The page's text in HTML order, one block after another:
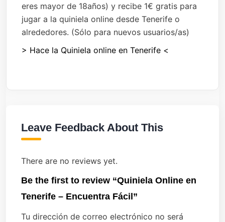
eres mayor de 18años) y recibe 1€ gratis para
jugar a la quiniela online desde Tenerife o
alrededores. (Sólo para nuevos usuarios/as)
> Hace la Quiniela online en Tenerife <
Leave Feedback About This
There are no reviews yet.
Be the first to review “Quiniela Online en
Tenerife – Encuentra Fácil”
Tu dirección de correo electrónico no será